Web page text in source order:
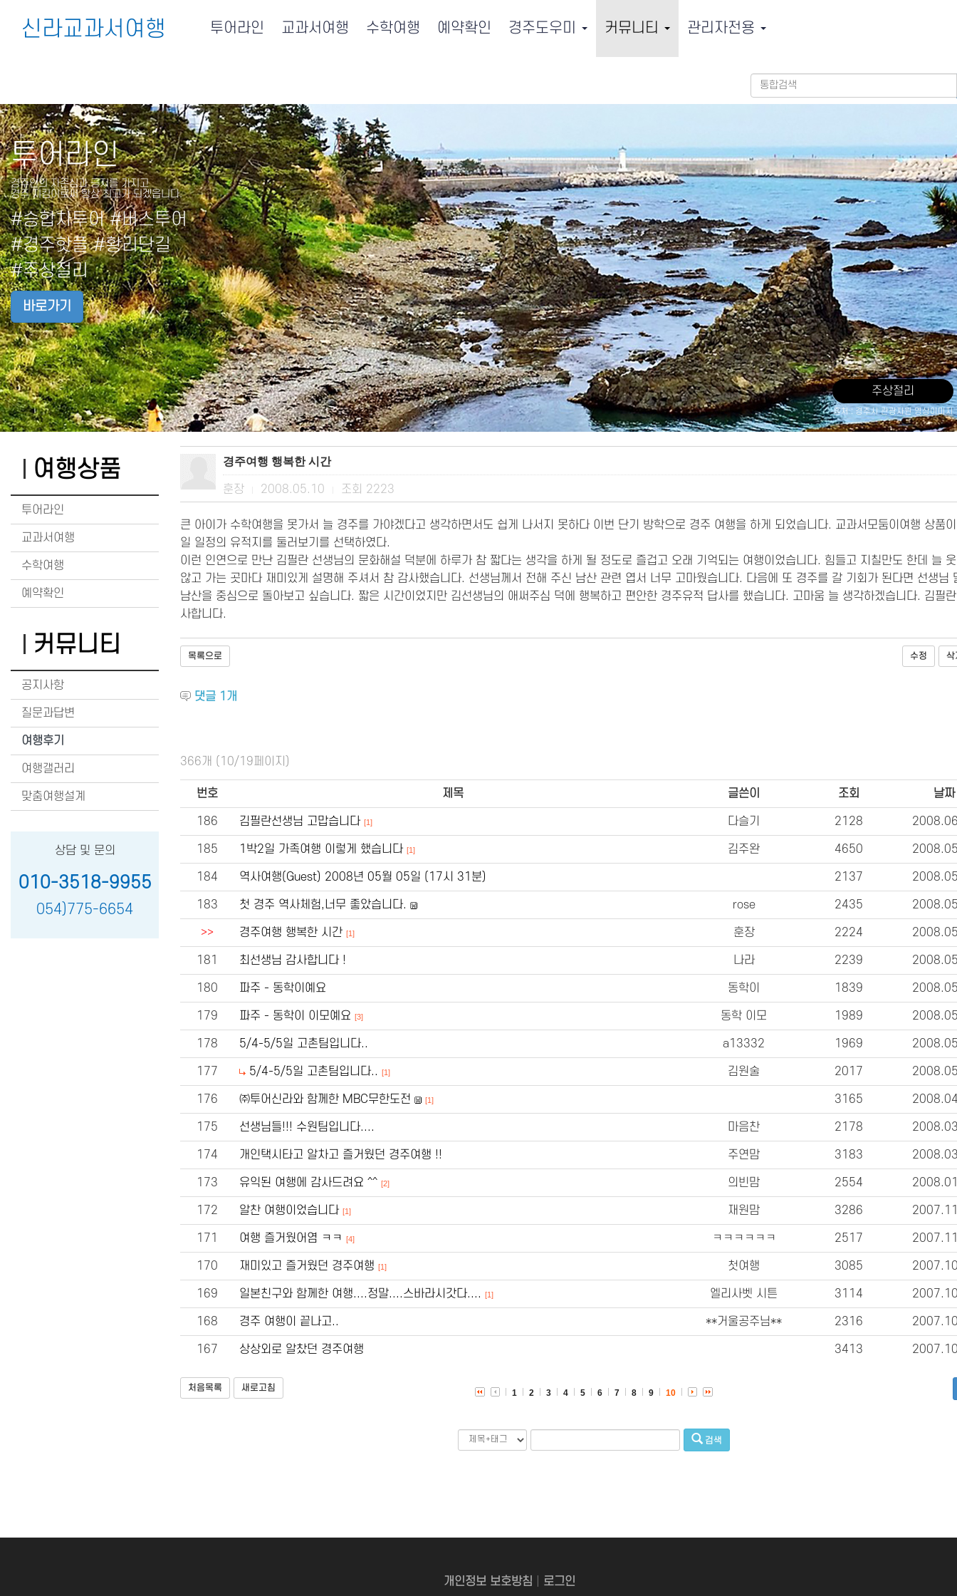
신라교과서여행 투어라인 교과서여행 수학여행 예약확인 경주도우미 커뮤니티 관리자전용
투어라인
경주인의 자존심과 긍지를 가지고
경주 지킴이로써 항상 최고가 되겠읍니다.
#승합차투어 #버스투어
#경주핫플 #황리단길
#주상절리
바로가기
주상절리
출처 : 경주시 관광자원 영상이미지
여행상품
투어라인
교과서여행
수학여행
예약확인
커뮤니티
공지사항
질문과답변
여행후기
여행갤러리
맞춤여행설계
상담 및 문의
010-3518-9955
054)775-6654
경주여행 행복한 시간
훈장 2008.05.10 조회 2223
큰 아이가 수학여행을 못가서 늘 경주를 가야겠다고 생각하면서도 쉽게 나서지 못하다 이번 단기 방학으로 경주 여행을 하게 되었습니다. 교과서모둠이여행 상품
일 일정의 유적지를 둘러보기를 선택하였다.
이런 인연으로 만난 김필란 선생님의 문화해설 덕분에 하루가 참 짧다는 생각을 하게 될 정도로 즐겁고 오래 기억되는 여행이었습니다. 힘들고 지칠만도 한데 늘
않고 가는 곳마다 재미있게 설명해 주셔서 참 감사했습니다. 선생님께서 전해 주신 남산 관련 엽서 너무 고마웠습니다. 다음에 또 경주를 갈 기회가 된다면 선생님
남산을 중심으로 돌아보고 싶습니다. 짧은 시간이었지만 김선생님의 애써주심 덕에 행복하고 편안한 경주유적 답사를 했습니다. 고마움 늘 생각하겠습니다. 김필
사합니다.
목록으로 수정 삭
댓글 1 개
366개 (10/19페이지)
번호 제목 글쓴이 조회 날짜
186 김필란선생님 고맙습니다 [1] 다슬기 2128
185 1박2일 가족여행 이렇게 했습니다 [1] 김주완 4650
184 역사여행(Guest) 2008년 05월 05일 (17시 31분) 2137
183 첫 경주 역사체험,너무 좋았습니다. rose 2435
>> 경주여행 행복한 시간 [1] 훈장 2224
181 최선생님 감사합니다 ! 나라 2239
180 파주 - 동학이예요 동학이 1839
179 파주 - 동학이 이모예요 [3] 동학 이모 1989
178 5/4-5/5일 고촌팀입니다.. a13332 1969
177 5/4-5/5일 고촌팀입니다.. [1] 김원술 2017
176 ㈜투어신라와 함께한 MBC무한도전 [1] 3165
175 선생님들!!! 수원팀입니다.... 마음찬 2178
174 개인택시타고 알차고 즐거웠던 경주여행 !! 주연맘 3183
173 유익된 여행에 감사드려요 ^^ [2] 의빈맘 2554
172 알찬 여행이었습니다 [1] 재원맘 3286
171 여행 즐거웠어염 ㅋㅋ [4] ㅋㅋㅋㅋㅋㅋ 2517
170 재미있고 즐거웠던 경주여행 [1] 첫여행 3085
169 일본친구와 함께한 여행....정말....스바라시갓다.... [1] 엘리사벳 시튼 3114
168 경주 여행이 끝나고.. **거울공주님** 2316
167 상상외로 알찼던 경주여행 3413
처음목록 새로고침 1 2 3 4 5 6 7 8 9 10
검색
개인정보 보호방침 로그인